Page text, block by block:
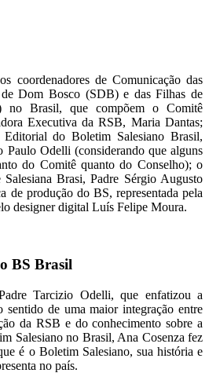
coordenadores de Comunicação das
de Dom Bosco (SDB) e das Filhas de
no Brasil, que compõem o Comitê
Executiva da RSB, Maria Dantas;
do Boletim Salesiano Brasil,
Paulo Odelli (considerando que alguns
do Comitê quanto do Conselho); o
Brasi, Padre Sérgio Augusto
de produção do BS, representada pela
designer digital Luís Felipe Moura.
BS Brasil
Tarcizio Odelli, que enfatizou a
sentido de uma maior integração entre
da RSB e do conhecimento sobre a
Salesiano no Brasil, Ana Cosenza fez
é o Boletim Salesiano, sua história e
no país.